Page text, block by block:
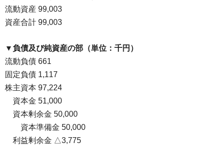
流動資産 99,003
資産合計 99,003
▼負債及び純資産の部（単位：千円）
流動負債 661
固定負債 1,117
株主資本 97,224
資本金 51,000
資本剰余金 50,000
資本準備金 50,000
利益剰余金 △3,775